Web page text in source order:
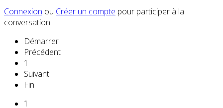
Connexion ou Créer un compte pour participer à la
conversation.
Démarrer
Précédent
1
Suivant
Fin
1